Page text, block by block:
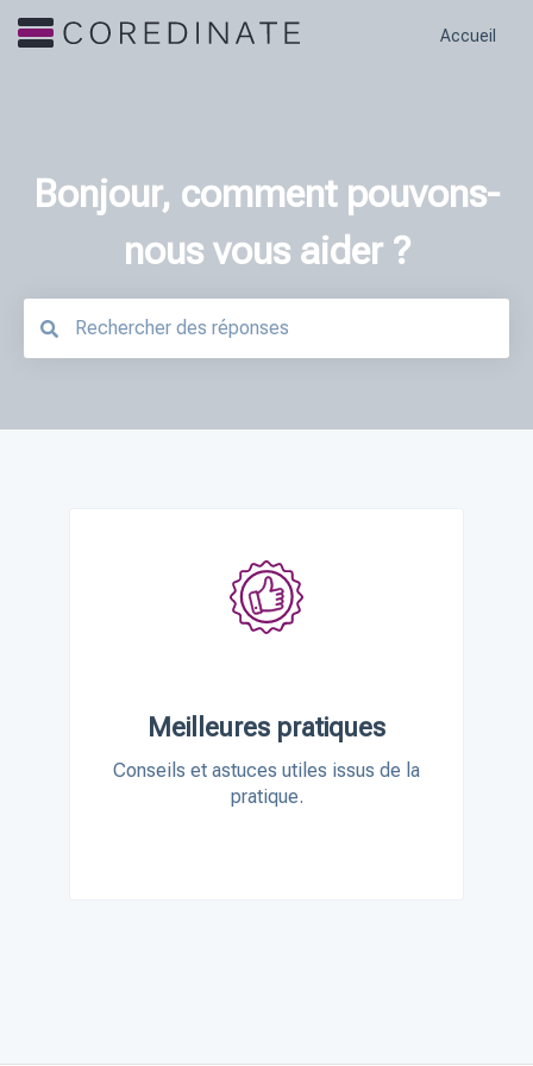
Accueil
Bonjour, comment pouvons-
nous vous aider ?
Meilleures pratiques
Conseils et astuces utiles issus de la
pratique.